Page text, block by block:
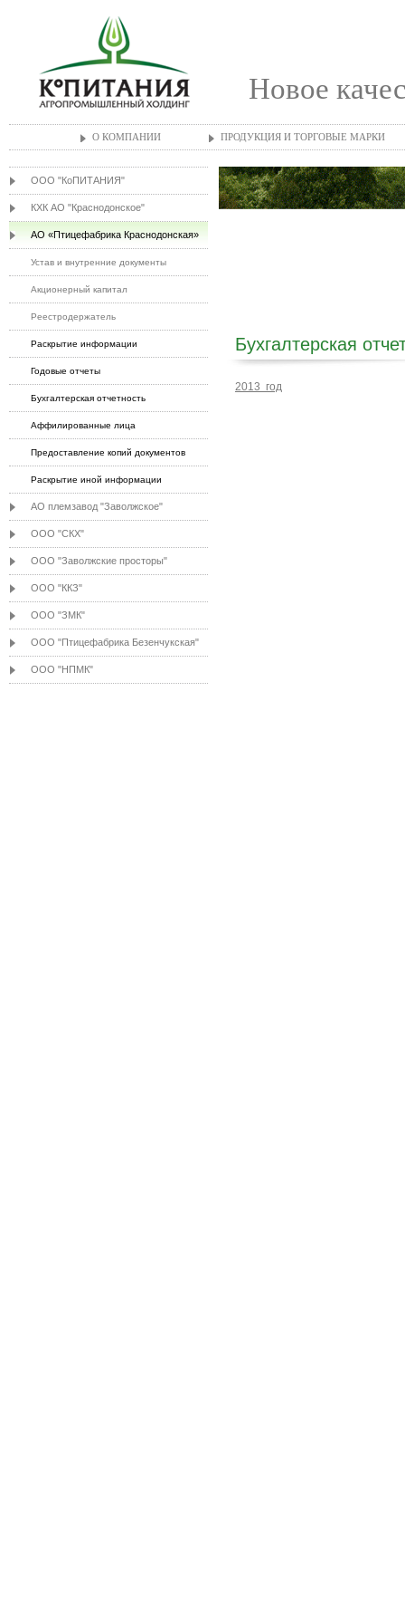
Новое
О КОМПАНИИ ПРОДУКЦИЯ И ТОРГОВЫЕ МАРКИ
ООО "КоПИТАНИЯ"
КХК АО "Краснодонское"
АО «Птицефабрика Краснодонская»
Устав и внутренние документы
Акционерный капитал
Реестродержатель
Раскрытие информации
Годовые отчеты
Бухгалтерская отчетность
Аффилированные лица
Предоставление копий документов
Раскрытие иной информации
АО племзавод "Заволжское"
ООО "СКХ"
ООО "Заволжские просторы"
ООО "ККЗ"
ООО "ЗМК"
ООО "Птицефабрика Безенчукская"
ООО "НПМК"
Бухгалтерская
2013 год